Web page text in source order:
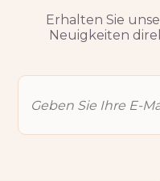
Erhalten Sie
Neuigkeiten